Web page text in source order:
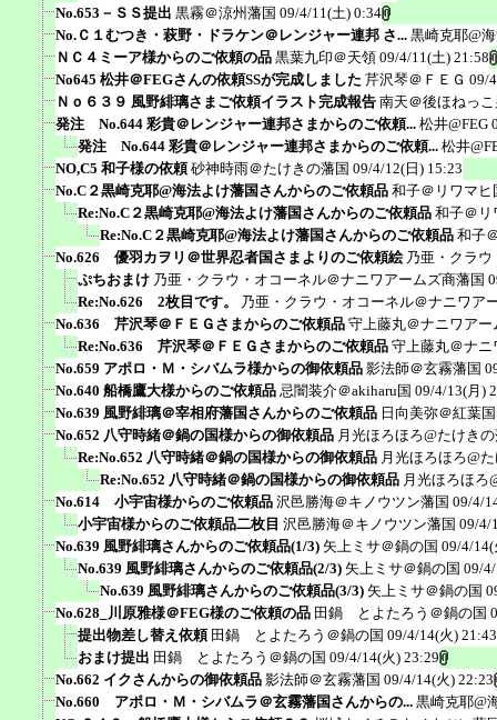
No.653－ＳＳ提出 黒霧＠涼州藩国 09/4/11(土) 0:34
No.Ｃ１むつき・萩野・ドラケン＠レンジャー連邦 さ... 黒崎克耶@
ＮＣ４ミーア様からのご依頼の品 黒葉九印＠天領 09/4/11(土) 21:58
No645 松井＠FEGさんの依頼SSが完成しました 芹沢琴＠ＦＥＧ 09/
Ｎｏ６３９ 風野緋璃さまご依頼イラスト完成報告 南天＠後ほねっ
発注 No.644 彩貴＠レンジャー連邦さまからのご依頼... 松井@FEG
発注 No.644 彩貴＠レンジャー連邦さまからのご依頼... 松井
NO,C5 和子様の依頼 砂神時雨＠たけきの藩国 09/4/12(日) 15:23
No.C２黒崎克耶@海法よけ藩国さんからのご依頼品 和子＠リワマヒ
Re:No.C２黒崎克耶@海法よけ藩国さんからのご依頼品 和子＠リ
Re:No.C２黒崎克耶@海法よけ藩国さんからのご依頼品 和子
No.626 優羽カヲリ＠世界忍者国さまよりのご依頼絵 乃亜・クラ
ぷちおまけ 乃亜・クラウ・オコーネル＠ナニワアームズ商藩国
Re:No.626 2枚目です。
乃亜・クラウ・オコーネル＠ナニワア
No.636 芹沢琴＠ＦＥＧさまからのご依頼品 守上藤丸＠ナニワアー
Re:No.636 芹沢琴＠ＦＥＧさまからのご依頼品 守上藤丸＠ナ
No.659 アポロ・Ｍ・シバムラ様からの御依頼品 影法師＠玄霧藩国
No.640 船橋鷹大様からのご依頼品 忌闇装介＠akiharu国 09/4/13(月)
No.639 風野緋璃＠宰相府藩国さんからのご依頼品 日向美弥＠紅葉国
No.652 八守時緒＠鍋の国様からの御依頼品 月光ほろほろ@たけき
Re:No.652 八守時緒＠鍋の国様からの御依頼品 月光ほろほろ@
Re:No.652 八守時緒＠鍋の国様からの御依頼品 月光ほろほろ
No.614 小宇宙様からのご依頼品 沢邑勝海＠キノウツン藩国 09/4/
小宇宙様からのご依頼品二枚目 沢邑勝海＠キノウツン藩国 09/4/
No.639 風野緋璃さんからのご依頼品(1/3) 矢上ミサ＠鍋の国 09/4/14(
No.639 風野緋璃さんからのご依頼品(2/3) 矢上ミサ＠鍋の国 09/
No.639 風野緋璃さんからのご依頼品(3/3) 矢上ミサ＠鍋の国
No.628_川原雅様＠FEG様のご依頼の品 田鍋 とよたろう＠鍋の国
提出物差し替え依頼 田鍋 とよたろう＠鍋の国 09/4/14(火) 21:43
おまけ提出 田鍋 とよたろう＠鍋の国 09/4/14(火) 23:29
No.662 イクさんからの御依頼品 影法師＠玄霧藩国 09/4/14(火) 22:23
No.660 アポロ・Ｍ・シバムラ＠玄霧藩国さんからの... 黒崎克耶@